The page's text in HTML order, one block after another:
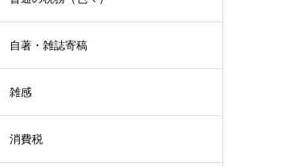
自著・雑誌寄稿
雑感
消費税